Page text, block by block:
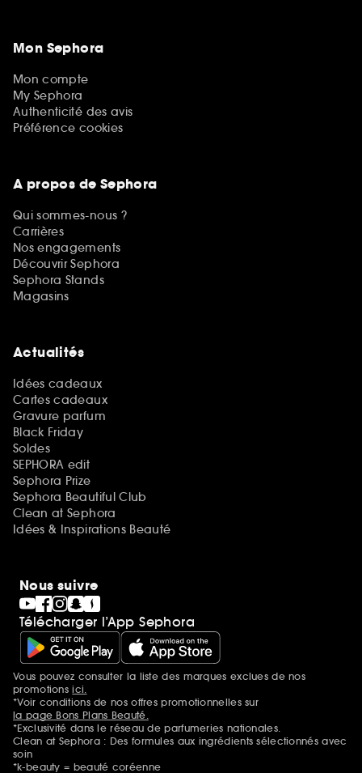
Mon Sephora
Mon compte
My Sephora
Authenticité des avis
Préférence cookies
A propos de Sephora
Qui sommes-nous ?
Carrières
Nos engagements
Découvrir Sephora
Sephora Stands
Magasins
Actualités
Idées cadeaux
Cartes cadeaux
Gravure parfum
Black Friday
Soldes
SEPHORA edit
Sephora Prize
Sephora Beautiful Club
Clean at Sephora
Idées & Inspirations Beauté
Nous suivre
Télécharger l’App Sephora
Mentions additionnelles
Vous pouvez consulter la liste des marques exclues de nos
promotionsici.
*Voir conditions de nos offres promotionnelles sur
la page Bons Plans Beauté.
*Exclusivité dans le réseau de parfumeries nationales.
Clean at Sephora : Des formules aux ingrédients sélectionnés avec
soin
*k-beauty = beauté coréenne